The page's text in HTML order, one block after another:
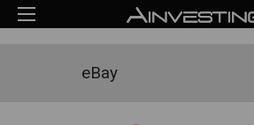
eBay